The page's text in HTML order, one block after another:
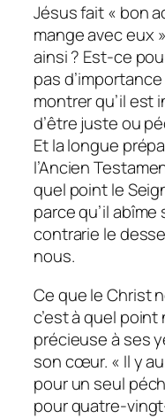
Jésus fait « bon
mange avec eux
ainsi ? Est-ce
pas
montrer qu’il est
d’être juste ou
Et la longue
l’Ancien
quel point le
parce qu’il
contrarie le
nous.
Ce que le Christ
c’est à quel
précieuse à ses
son cœur. « Il y
pour un seul
pour quatre-